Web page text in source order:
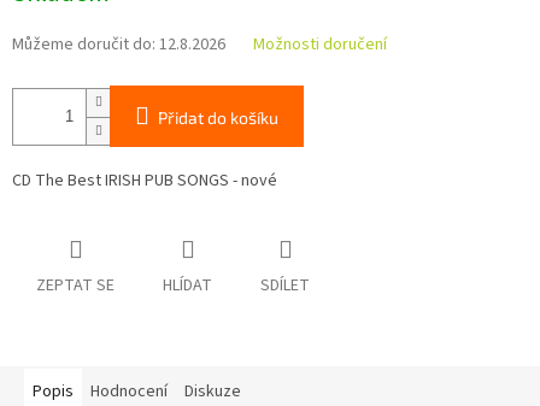
Můžeme doručit do: 12.8.2026 Možnosti doručení
Přidat do košíku
CD The Best IRISH PUB SONGS - nové
ZEPTAT SE HLÍDAT SDÍLET
Popis Hodnocení Diskuze